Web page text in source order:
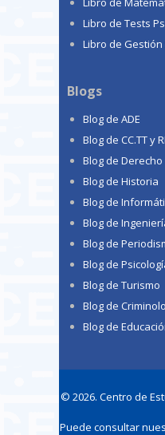
Libro de Tests
Libro de
Blogs
Blog de ADE
Blog de CC.TT y
Blog de Derecho
Blog de Historia
Blog de
Blog de
Blog de
Blog de
Blog de Turismo
Blog de
Blog de
© 2026. Centro de
Puede consultar